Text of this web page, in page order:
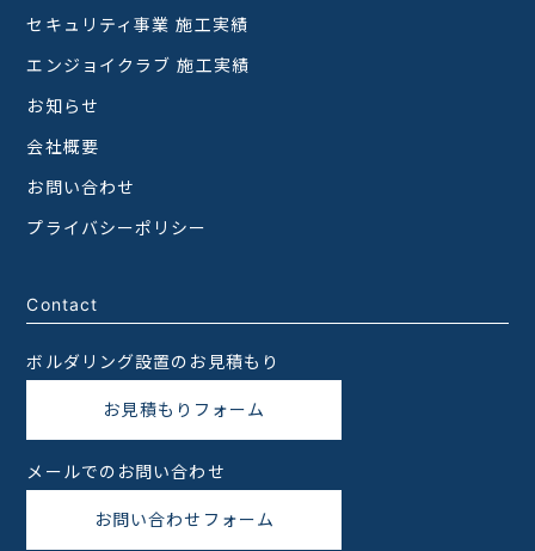
セキュリティ事業 施工実績
エンジョイクラブ 施工実績
お知らせ
会社概要
お問い合わせ
プライバシーポリシー
Contact
ボルダリング設置のお見積もり
お見積もりフォーム
メールでのお問い合わせ
お問い合わせフォーム